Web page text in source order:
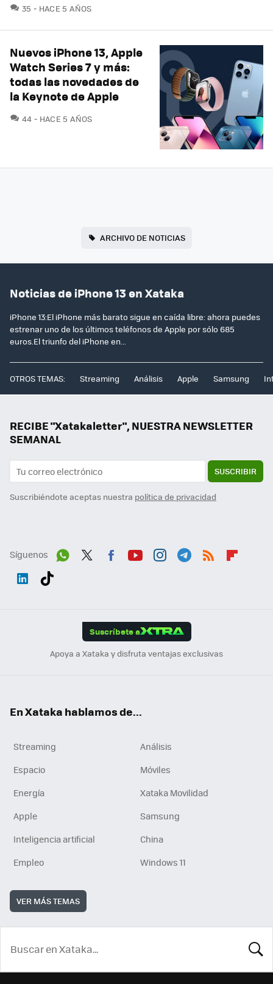
35 COMENTARIOS
HACE 5 AÑOS
Nuevos iPhone 13, Apple
Watch Series 7 y más:
todas las novedades de
la Keynote de Apple
44 COMENTARIOS
HACE 5 AÑOS
ARCHIVO DE NOTICIAS
Noticias de iPhone 13 en Xataka
iPhone 13:El iPhone más barato sigue en caída libre: ahora puedes
estrenar uno de los últimos teléfonos de Apple por sólo 685
euros.El triunfo del iPhone en...
OTROS TEMAS: Streaming Análisis Apple Samsung
RECIBE "Xatakaletter", NUESTRA NEWSLETTER
SEMANAL
SUSCRIBIR
Suscribiéndote aceptas nuestra política de privacidad
Síguenos
Suscríbete a
Apoya a Xataka y disfruta ventajas exclusivas
En Xataka hablamos de...
Streaming
Análisis
Espacio
Móviles
Energía
Xataka Movilidad
Apple
Samsung
Inteligencia artificial
China
Empleo
Windows 11
VER MÁS TEMAS